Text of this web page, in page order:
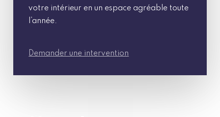
votre intérieur en un espace agréable toute
l’année.
Demander une intervention